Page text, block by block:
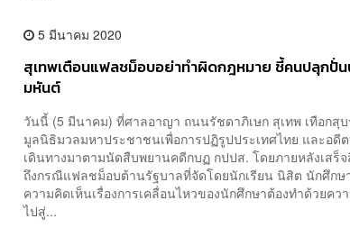
5 มีนาคม 2020
สุเทพเตือนแฟลชม็อบอย่าทำผิดกฎหมาย ชี้คนปลุกปั่น
มหันต์
วันนี้ (5 มีนาคม) ที่ศาลอาญา ถนนรัชดาภิเษก สุเทพ เทือกสุ
มูลนิธิมวลมหาประชาชนเพื่อการปฏิรูปประเทศไทย และอดี
เดินทางมาตามนัดสืบพยานคดีกบฏ กปปส. โดยภายหลังเสร็
ถึงกรณีแฟลชม็อบต้านรัฐบาลที่จัดโดยนักเรียน นิสิต นักศึกษ
ความคิดเห็นเรื่องการเคลื่อนไหวของนักศึกษาต้องทำด้วยคว
ไปสู่...